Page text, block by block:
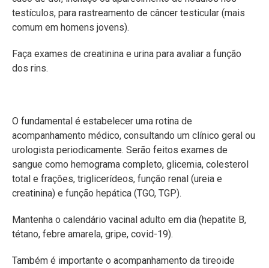
testículos, para rastreamento de câncer testicular (mais
comum em homens jovens).
Faça exames de creatinina e urina para avaliar a função
dos rins.
O fundamental é estabelecer uma rotina de
acompanhamento médico, consultando um clínico geral ou
urologista periodicamente. Serão feitos exames de
sangue como hemograma completo, glicemia, colesterol
total e frações, triglicerídeos, função renal (ureia e
creatinina) e função hepática (TGO, TGP).
Mantenha o calendário vacinal adulto em dia (hepatite B,
tétano, febre amarela, gripe, covid-19).
Também é importante o acompanhamento da tireoide